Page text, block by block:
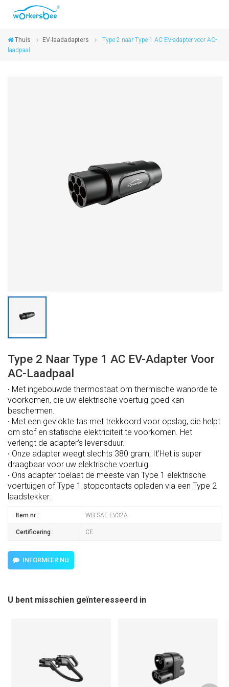
Thuis EV-laadadapters
Type 2 naar Type 1 AC EV-adapter voor AC-
laadpaal
Type 2 Naar Type 1 AC EV-Adapter Voor
AC-Laadpaal
· Met ingebouwde thermostaat om thermische wanorde te
voorkomen, die uw elektrische voertuig goed kan
beschermen.
· Met een gevlokte tas met trekkoord voor opslag, die helpt
om stof en statische elektriciteit te voorkomen. Het
verlengt de adapter’s levensduur.
· Onze adapter weegt slechts 380 gram, It’Het is super
draagbaar voor uw elektrische voertuig.
· Ons adapter toelaat de meeste van Type 1 elektrische
voertuigen ofType 1 stopcontacts opladen via een Type 2
laadstekker.
Item nr : WB-SAE-EV32A
Certificering : CE
INFORMEER NU
U bent misschien geïnteresseerd in